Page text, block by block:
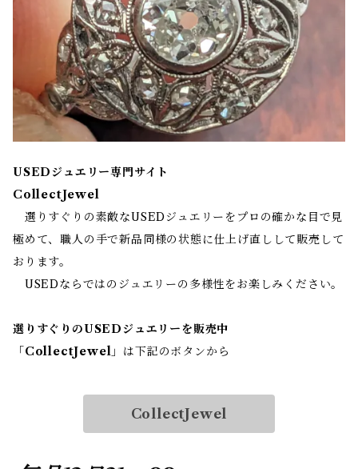
USEDジュエリー専門サイト
CollectJewel
選りすぐりの素敵なUSEDジュエリーをプロの確かな目で見
極めて、職人の手で新品同様の状態に仕上げ直しして販売して
おります。
USEDならではのジュエリーの多様性をお楽しみください。
選りすぐりのUSEDジュエリーを販売中
「CollectJewel 」は下記のボタンから
CollectJewel